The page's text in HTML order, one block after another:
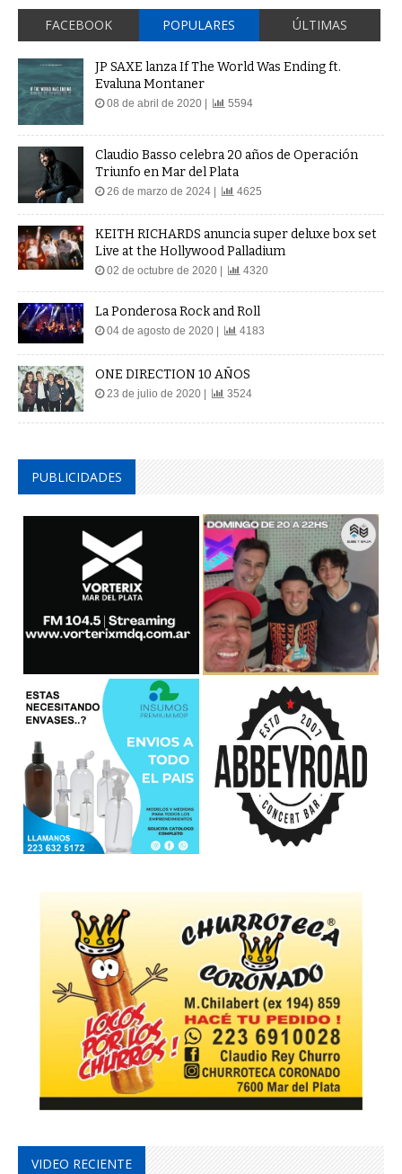
FACEBOOK POPULARES ÚLTIMAS
JP SAXE lanza If The World Was Ending ft.
Evaluna Montaner
08 de abril de 2020 | 5594
Claudio Basso celebra 20 años de Operación
Triunfo en Mar del Plata
26 de marzo de 2024 | 4625
KEITH RICHARDS anuncia super deluxe box set
Live at the Hollywood Palladium
02 de octubre de 2020 | 4320
La Ponderosa Rock and Roll
04 de agosto de 2020 | 4183
ONE DIRECTION 10 AÑOS
23 de julio de 2020 | 3524
PUBLICIDADES
VIDEO RECIENTE